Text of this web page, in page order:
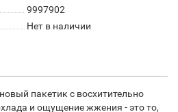
9997902
Нет в наличии
пакетик с восхитительно
и ощущение жжения - это то,